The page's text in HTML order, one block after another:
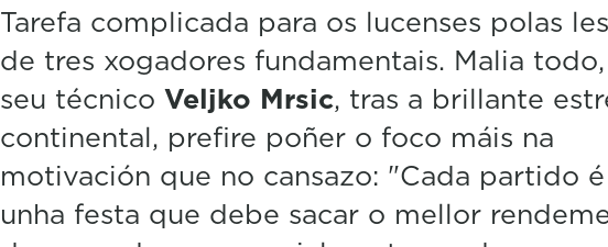
u
t
e
,
3
8
e
o
Tarefa complicada para os lucenses polas
de tres xogadores fundamentais. Malia
seu técnico Veljko Mrsic, tras a brillante
continental, prefire poñer o foco máis na
motivación que no cansazo: "Cada partido é
unha festa que debe sacar o mellor